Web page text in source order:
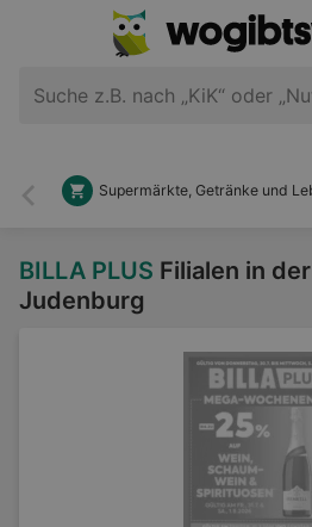
Zurück
Supermärkte, Getränke und
BILLA PLUS Filialen in
Judenburg